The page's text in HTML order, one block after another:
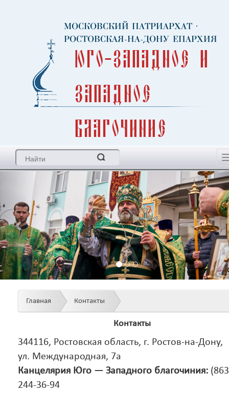
МОСКОВСКИЙ ПАТРИАРХАТ ·
РОСТОВСКАЯ-НА-ДОНУ ЕПАРХИЯ
Юго-Западное и
Западное
благочиние
Главная Контакты
Контакты
344116, Ростовская область, г. Ростов-на-Дону,
ул. Международная, 7а
Канцелярия Юго — Западного благочиния:
244-36-94